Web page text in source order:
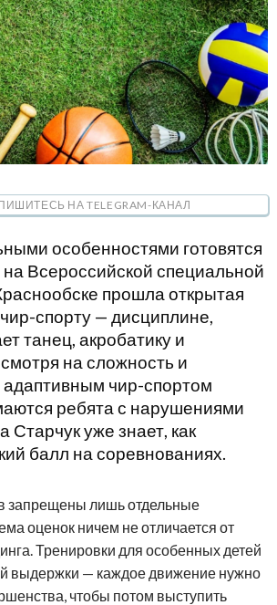
НА TELEGRAM-КАНАЛ
особенностями готовятся
Всероссийской специальной
прошла открытая
спорту — дисциплине,
танец, акробатику и
на сложность и
чир-спортом
ребята с нарушениями
Старчук уже знает, как
балл на соревнованиях.
запрещены лишь отдельные
оценок ничем не отличается от
Тренировки для особенных детей
выдержки — каждое движение нужно
чтобы потом выступить